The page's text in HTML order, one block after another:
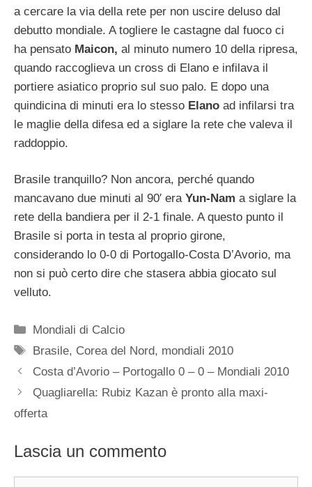
a cercare la via della rete per non uscire deluso dal
debutto mondiale. A togliere le castagne dal fuoco ci
ha pensato Maicon, al minuto numero 10 della ripresa,
quando raccoglieva un cross di Elano e infilava il
portiere asiatico proprio sul suo palo. E dopo una
quindicina di minuti era lo stesso Elano ad infilarsi tra
le maglie della difesa ed a siglare la rete che valeva il
raddoppio.
Brasile tranquillo? Non ancora, perché quando
mancavano due minuti al 90′ era Yun-Nam a siglare la
rete della bandiera per il 2-1 finale. A questo punto il
Brasile si porta in testa al proprio girone,
considerando lo 0-0 di Portogallo-Costa D’Avorio, ma
non si può certo dire che stasera abbia giocato sul
velluto.
Categorie
Mondiali di Calcio
Tag
Brasile, Corea del Nord, mondiali 2010
Costa d’Avorio – Portogallo 0 – 0 – Mondiali 2010
Quagliarella: Rubiz Kazan è pronto alla maxi-
offerta
Lascia un commento